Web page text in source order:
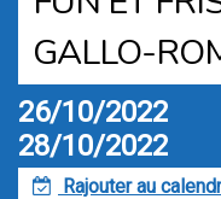
GALLO-
26/10/2022
28/10/2022
F Rajouter au